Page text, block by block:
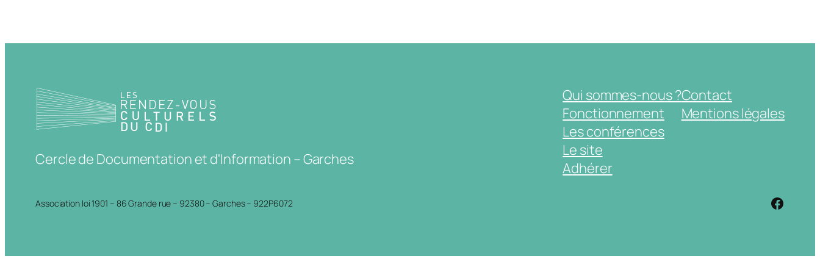
Cercle de Documentation et d'Information – Garches
Qui sommes-nous ?
Fonctionnement
Les conférences
Le site
Adhérer
Contact
Mentions légales
Association loi 1901 – 86 Grande rue – 92380 – Garches – 922P6072